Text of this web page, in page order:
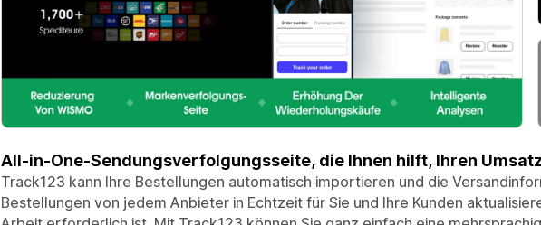
All-in-One-Sendungsverfolgungsseite, die Ihnen hilft, Ihren
Track123 kann Ihre Bestellungen automatisch importieren und die
Bestellungen von jedem Anbieter in Echtzeit für Sie und Ihre Kunden